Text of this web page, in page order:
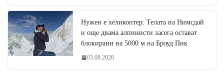
Нужен е хеликоптер: Телата на Нимсдай
и още двама алпинисти засега остават
блокирани на 5000 м на Броуд Пик
03.08.2026